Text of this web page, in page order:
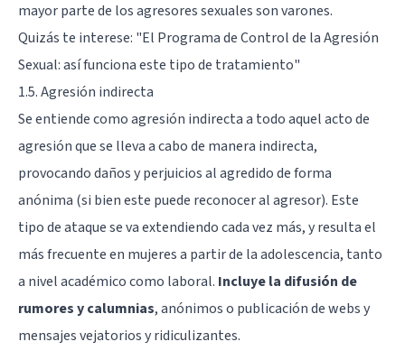
mayor parte de los agresores sexuales son varones.
Quizás te interese: "El Programa de Control de la Agresión
Sexual: así funciona este tipo de tratamiento"
1.5. Agresión indirecta
Se entiende como agresión indirecta a todo aquel acto de
agresión que se lleva a cabo de manera indirecta,
provocando daños y perjuicios al agredido de forma
anónima (si bien este puede reconocer al agresor). Este
tipo de ataque se va extendiendo cada vez más, y resulta el
más frecuente en mujeres a partir de la adolescencia, tanto
a nivel académico como laboral. Incluye la difusión de
rumores y calumnias, anónimos o publicación de webs y
mensajes vejatorios y ridiculizantes.